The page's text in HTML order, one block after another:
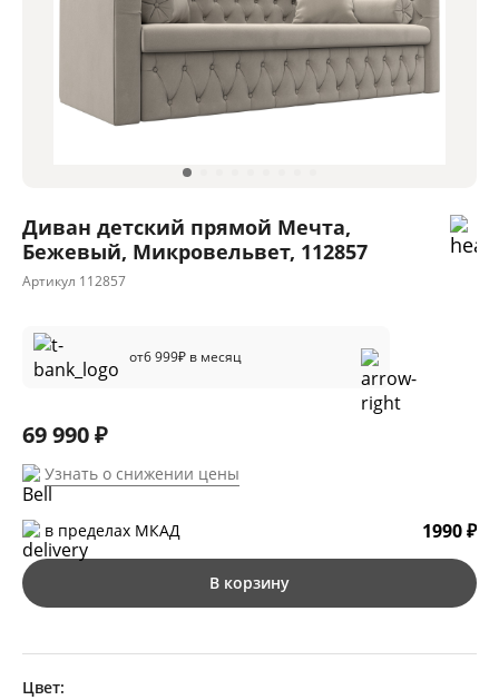
Диван детский прямой Мечта,
Бежевый, Микровельвет, 112857
Артикул 112857
от6 999₽ в месяц
69 990 ₽
Узнать о снижении цены
в пределах МКАД 1990 ₽
В корзину
Цвет: